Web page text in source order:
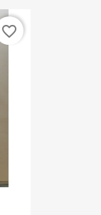
favorite_border